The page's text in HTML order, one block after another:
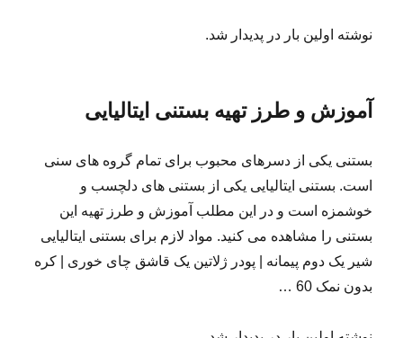
نوشته اولین بار در پدیدار شد.
آموزش و طرز تهیه بستنی ایتالیایی
بستنی یکی از دسرهای محبوب برای تمام گروه های سنی
است. بستنی ایتالیایی یکی از بستنی های دلچسب و
خوشمزه است و در این مطلب آموزش و طرز تهیه این
بستنی را مشاهده می کنید. مواد لازم برای بستنی ایتالیایی
شیر یک دوم پیمانه | پودر ژلاتین یک قاشق چای خوری | کره
بدون نمک 60 …